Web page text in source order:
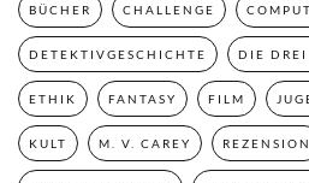
BÜCHER CHALLENGE
DETEKTIVGESCHICHTE DIE DREI
ETHIK FANTASY FILM
KULT M. V. CAREY REZENSION